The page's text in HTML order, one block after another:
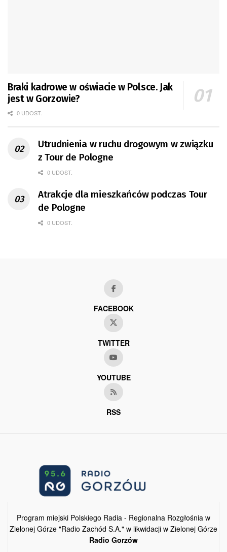
Braki kadrowe w oświacie w Polsce. Jak
jest w Gorzowie?
0 UDOST.
Utrudnienia w ruchu drogowym w związku
z Tour de Pologne
0 UDOST.
Atrakcje dla mieszkańców podczas Tour
de Pologne
0 UDOST.
FACEBOOK
TWITTER
YOUTUBE
RSS
Program miejski Polskiego Radia - Regionalna Rozgłośnia w
Zielonej Górze "Radio Zachód S.A." w likwidacji w Zielonej Górze
Radio Gorzów